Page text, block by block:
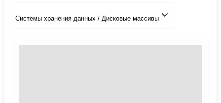
Системы хранения данных / Дисковые массивы